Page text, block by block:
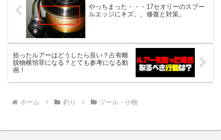
やっちまった・・・17セオリーのスプー
ルエッジにキズ。。修復と対策。
拾ったルアーはどうしたら良い？占有離
脱物横領罪になる？とても参考になる動
画！
ホーム 釣り ツール・小物